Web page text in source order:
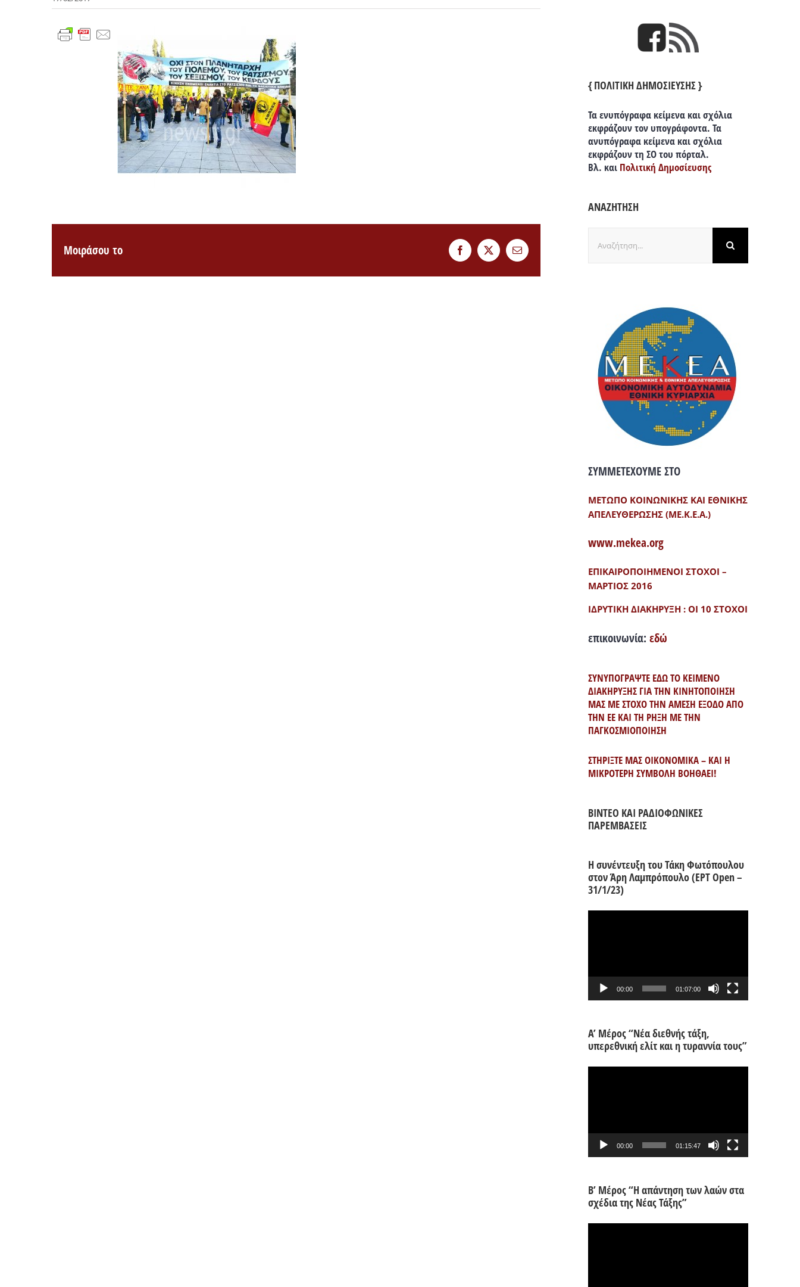
Μοιράσου το FacebookTwitterEmail
{ ΠΟΛΙΤΙΚΗ ΔΗΜΟΣΙΕΥΣΗΣ }
Τα ενυπόγραφα κείμενα και σχόλια
εκφράζουν τον υπογράφοντα. Τα
ανυπόγραφα κείμενα και σχόλια
εκφράζουν τη ΣΟ του πόρταλ.
Βλ. και Πολιτική Δημοσίευσης
ΑΝΑΖΗΤΗΣΗ
για:
ΣΥΜΜΕΤΕΧΟΥΜΕ ΣΤΟ
ΜΕΤΩΠΟ ΚΟΙΝΩΝΙΚΗΣ ΚΑΙ ΕΘΝΙΚΗΣ
ΑΠΕΛΕΥΘΕΡΩΣΗΣ (ΜΕ.Κ.Ε.Α.)
www.mekea.org
ΕΠΙΚΑΙΡΟΠΟΙΗΜΕΝΟΙ ΣΤΟΧΟΙ –
ΜΑΡΤΙΟΣ 2016
ΙΔΡΥΤΙΚΗ ΔΙΑΚΗΡΥΞΗ : ΟΙ 10 ΣΤΟΧΟΙ
επικοινωνία: εδώ
ΣΥΝΥΠΟΓΡΑΨΤΕ ΕΔΩ ΤΟ ΚΕΙΜΕΝΟ
ΔΙΑΚΗΡΥΞΗΣ ΓΙΑ ΤΗΝ ΚΙΝΗΤΟΠΟΙΗΣΗ
ΜΑΣ ΜΕ ΣΤΟΧΟ ΤΗΝ ΑΜΕΣΗ ΕΞΟΔΟ ΑΠΟ
ΤΗΝ ΕΕ ΚΑΙ ΤΗ ΡΗΞΗ ΜΕ ΤΗΝ
ΠΑΓΚΟΣΜΙΟΠΟΙΗΣΗ
ΣΤΗΡΙΞΤΕ ΜΑΣ ΟΙΚΟΝΟΜΙΚΑ – ΚΑΙ Η
ΜΙΚΡΟΤΕΡΗ ΣΥΜΒΟΛΗ ΒΟΗΘΑΕΙ!
ΒΙΝΤΕΟ ΚΑΙ ΡΑΔΙΟΦΩΝΙΚΕΣ
ΠΑΡΕΜΒΑΣΕΙΣ
Η συνέντευξη του Τάκη Φωτόπουλου
στον Άρη Λαμπρόπουλο (ΕΡΤ Open –
31/1/23)
00:00 01:07:00
Α’ Μέρος “Νέα διεθνής τάξη,
υπερεθνική ελίτ και η τυραννία τους”
00:00 01:15:47
Β’ Μέρος “Η απάντηση των λαών στα
σχέδια της Νέας Τάξης”